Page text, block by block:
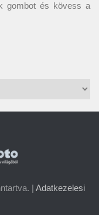
gombot és kövess a
| Adatkezelesi